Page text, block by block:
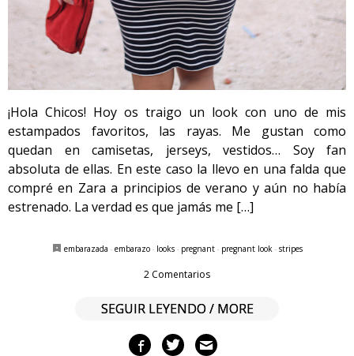
¡Hola Chicos! Hoy os traigo un look con uno de mis
estampados favoritos, las rayas. Me gustan como
quedan en camisetas, jerseys, vestidos… Soy fan
absoluta de ellas. En este caso la llevo en una falda que
compré en Zara a principios de verano y aún no había
estrenado. La verdad es que jamás me […]
embarazada · embarazo· looks· pregnant· pregnant look · stripes
2 Comentarios
SEGUIR LEYENDO / MORE